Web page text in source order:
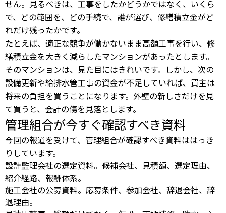
せん。見るべきは、工事をしたかどうかではなく、いくら
で、どの範囲を、どの手続で、誰が選び、修繕積立金がど
れだけ残ったかです。
たとえば、適正な競争が働かないまま高額工事を行い、修
繕積立金を大きく減らしたマンションがあったとします。
そのマンションは、見た目にはきれいです。しかし、次の
設備更新や給排水管工事の資金が不足していれば、買主は
将来の負担を買うことになります。外壁の新しさだけを見
て買うと、会計の傷を見落とします。
管理組合が今すぐ確認すべき資料
今回の報道を受けて、管理組合が確認すべき資料ははっき
りしています。
設計監理会社の選定資料。候補会社、見積額、選定理由、
紹介経路、報酬体系。
施工会社の公募資料。応募条件、参加会社、辞退会社、辞
退理由。